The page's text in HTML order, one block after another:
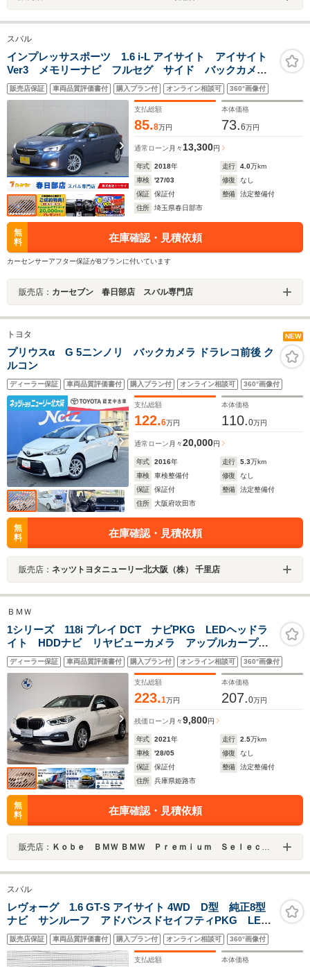
スバル
インプレッサスポーツ 1.6 i-L アイサイト アイサイト
Ver3 メモリーナビ フルセグ サイド バックカメ
ラ コーナーセンサー スマートキー リアビークル
クルーズコントロール ETC LEDライト アイドリン
販売店保証 車両品質評価書付 購入プラン付 オンライン相談可 360°画像付
支払総額
85.8万円
本体価格
73.6万円
通常ローン 月々13,300円
年式 2018年 走行 4.0万km
車検
'27/03 修復
なし
保証
保証付 整備
法定整備付
住所
埼玉県春日部市
無
料
在庫確認・見積依頼
カーセンサーアフター保証がBプランに付いています
販売店： カーセブン 春日部店 スバル専門店
トヨタ NEW
プリウスα G 5ニンノリ バックカメラ ドラレコ前後 ク
ルコン
ディーラー保証 車両品質評価書付 購入プラン付 オンライン相談可 360°画像付
支払総額
122.6万円
本体価格
110.0万円
通常ローン 月々20,000円
年式 2016年 走行 5.3万km
車検
車検整備付 修復
なし
保証
保証付 整備
法定整備付
住所
大阪府吹田市
無
料
在庫確認・見積依頼
販売店： ネッツトヨタニューリー北大阪（株） 千里店
ＢＭＷ
1シリーズ 118i プレイ DCT ナビPKG LEDヘッドラ
イト HDDナビ リヤビューカメラ アップルカープレ
イ 16AW ドライビングアシスト 運転席電動シート
アンビエントライト ミラー内蔵型ETC
ディーラー保証 車両品質評価書付 購入プラン付 オンライン相談可 360°画像付
支払総額
223.1万円
本体価格
207.0万円
残価ローン 月々9,800円
年式 2021年 走行 2.5万km
車検
'28/05 修復
なし
保証
保証付 整備
法定整備付
住所
兵庫県姫路市
無
料
在庫確認・見積依頼
販売店： Ｋｏｂｅ ＢＭＷ ＢＭＷ Ｐｒｅｍｉｕｍ Ｓｅｌｅｃｔｉｏｎ 姫路
スバル
レヴォーグ 1.6 GT-S アイサイト 4WD D型 純正8型
ナビ サンルーフ アドバンスドセイフティPKG LED
アクセサリーライナー スマートリアビューミラー
BILSTEINダンパー LEDヘッド 革巻きステアリング
スマートキー 禁煙車
販売店保証 車両品質評価書付 購入プラン付 オンライン相談可 360°画像付
支払総額 本体価格